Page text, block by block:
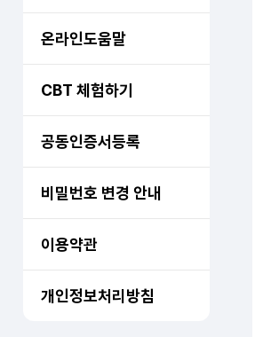
온라인도움말
CBT 체험하기
공동인증서등록
비밀번호 변경 안내
이용약관
개인정보처리방침